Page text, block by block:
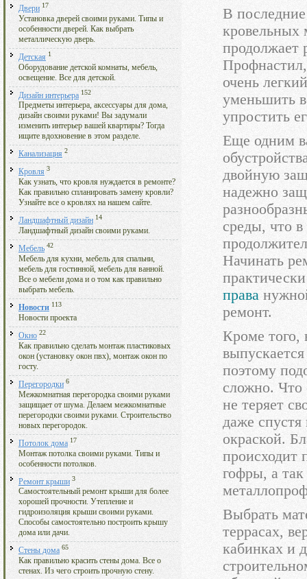
Двери 17
Установка дверей своими руками. Типы и
особенности дверей. Как выбрать
металлическую дверь.
Детская 1
Оборудование детской комнаты, мебель,
освещение. Все для детской.
Дизайн интерьера 152
Предметы интерьера, аксессуары для дома,
дизайн своими руками! Вы задумали
изменить интерьер вашей квартиры? Тогда
ищите вдохновение в этом разделе.
Канализация 2
Кровля 3
Как узнать, что кровля нуждается в ремонте?
Как правильно спланировать замену кровли?
Узнайте все о кровлях на нашем сайте.
Ландшафтный дизайн 14
Ландшафтный дизайн своими руками.
Мебель 42
Мебель для кухни, мебель для спальни,
мебель для гостинной, мебель для ванной.
Все о мебели дома и о том как правильно
выбрать мебель.
Новости 113
Новости проекта
Окно 22
Как правильно сделать монтаж пластиковых
окон (установку окон пвх), монтаж окон по
госту.
Перегородки 6
Межкомнатная перегородка своими руками
защищает от шума. Делаем межкомнатные
перегородки своими руками. Строительство
новых перегородок.
Потолок дома 17
Монтаж потолка своими руками. Типы и
особенности потолков.
Ремонт крыши 3
Самостоятельный ремонт крыши для более
хорошей прочности. Утепление и
гидроизоляция крыши своими руками.
Способы самостоятельно построить крышу
дома или дачи.
Стены дома 65
Как правильно красить стены дома. Все о
стенах. Из чего строить прочную стену.
В последние
кровельных
продолжает
очень
уменьшить
упростить
Еще одним
двойную
надежно
среды, что в
Начинать
права
ремонт.
Кроме того,
поэтому
сложно. Что
не теряет
даже спустя
окраской.
происходит
гофры, а
Выбрать
террасах,
кабинках и